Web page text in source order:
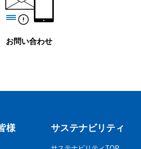
お問い合わせ
様 サステナビリティ